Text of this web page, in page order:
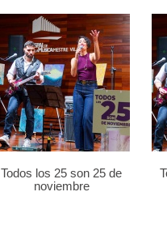
Todos los 25 son 25 de
noviembre